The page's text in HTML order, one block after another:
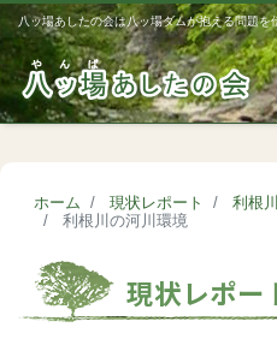
八ッ場あしたの会は八ッ場ダムが抱える問題を
ホーム 現状レポート
利根
利根川の河川環境
現状レポー